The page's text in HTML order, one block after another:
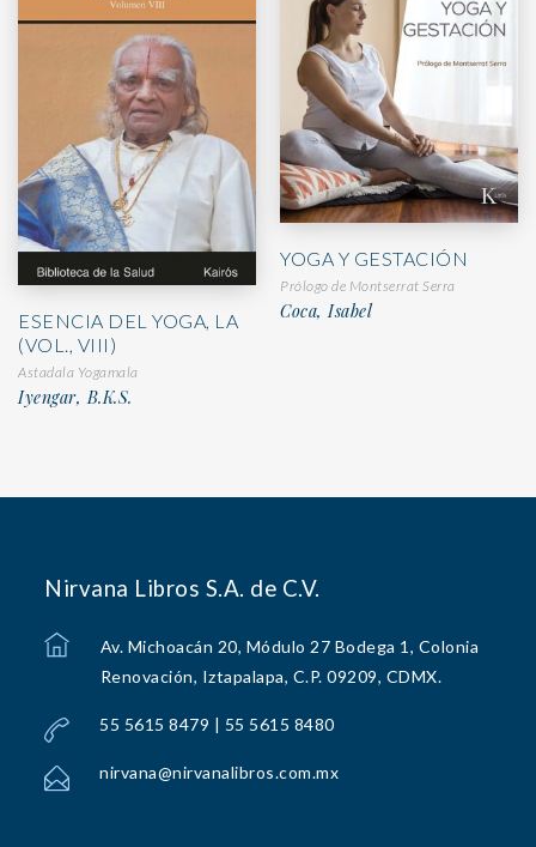
ESENCIA DEL YOGA, LA
(VOL., VIII)
Astadala Yogamala
Iyengar, B.K.S.
YOGA Y GESTACIÓN
Prólogo de Montserrat Serra
Coca, Isabel
Nirvana Libros S.A. de C.V.
Av. Michoacán 20, Módulo 27 Bodega 1, Colonia
Renovación, Iztapalapa, C.P. 09209, CDMX.
55 5615 8479 | 55 5615 8480
nirvana@nirvanalibros.com.mx